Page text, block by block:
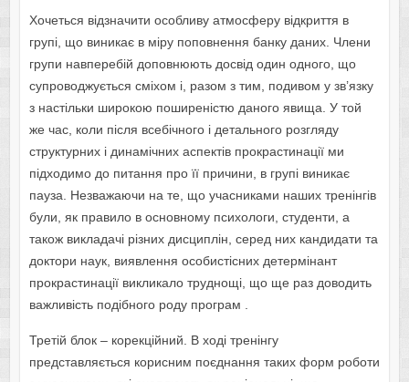
Хочеться відзначити особливу атмосферу відкриття в
групі, що виникає в міру поповнення банку даних. Члени
групи навперебій доповнюють досвід один одного, що
супроводжується сміхом і, разом з тим, подивом у зв’язку
з настільки широкою поширеністю даного явища. У той
же час, коли після всебічного і детального розгляду
структурних і динамічних аспектів прокрастинації ми
підходимо до питання про її причини, в групі виникає
пауза. Незважаючи на те, що учасниками наших тренінгів
були, як правило в основному психологи, студенти, а
також викладачі різних дисциплін, серед них кандидати та
доктори наук, виявлення особистісних детермінант
прокрастинації викликало труднощі, що ще раз доводить
важливість подібного роду програм .
Третій блок – корекційний. В ході тренінгу
представляється корисним поєднання таких форм роботи